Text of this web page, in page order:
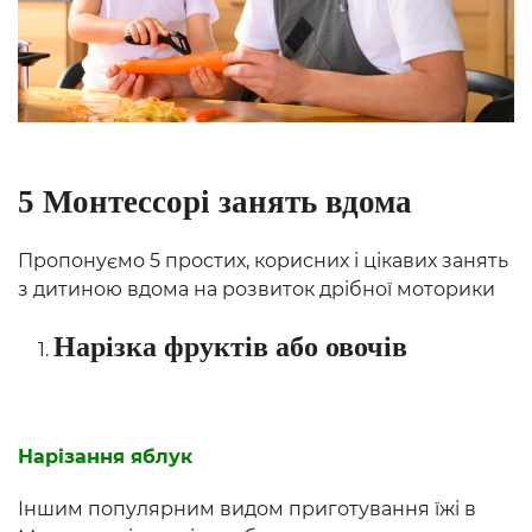
5 Монтессорі занять вдома
Пропонуємо 5 простих, корисних і цікавих занять
з дитиною вдома на розвиток дрібної моторики
Нарізка фруктів або овочів
Нарізання яблук
Іншим популярним видом приготування їжі в